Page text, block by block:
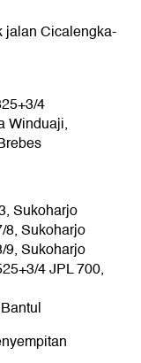
jalan Cicalengka-
4
Winduaji,
Sukoharjo
8, Sukoharjo
9, Sukoharjo
4 JPL 700,